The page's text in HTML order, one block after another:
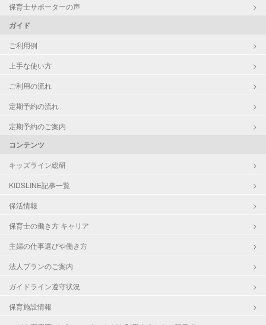
保育士サポーターの声
ガイド
ご利用例
上手な使い方
ご利用の流れ
定期予約の流れ
定期予約のご案内
コンテンツ
キッズライン総研
KIDSLINE記事一覧
保活情報
保育士の働き方 キャリア
主婦の仕事選びや働き方
法人プランのご案内
ガイドライン遵守状況
保育施設情報